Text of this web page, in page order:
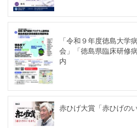
「令和９年度徳島大学
会」「徳島県臨床研修
内
赤ひげ大賞「赤ひげの